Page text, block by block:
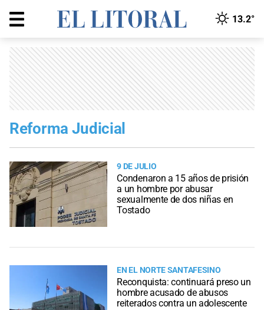
13.2°
Reforma Judicial
9 DE JULIO
Condenaron a 15 años de prisión
a un hombre por abusar
sexualmente de dos niñas en
Tostado
EN EL NORTE SANTAFESINO
Reconquista: continuará preso un
hombre acusado de abusos
reiterados contra un adolescente